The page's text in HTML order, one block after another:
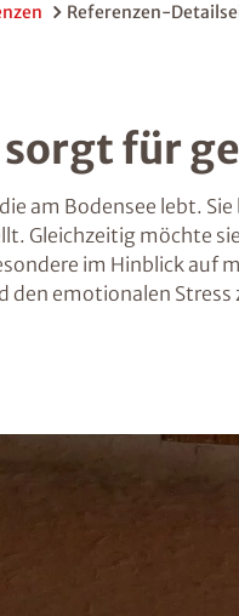
Referenzen-
für
am Bodensee lebt.
Gleichzeitig möchte
im Hinblick auf
emotionalen